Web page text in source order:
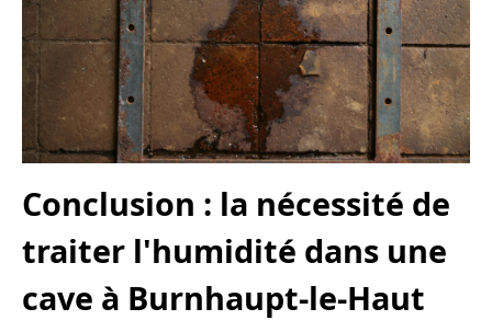
Conclusion : la nécessité de
traiter l'humidité dans une
cave à Burnhaupt-le-Haut